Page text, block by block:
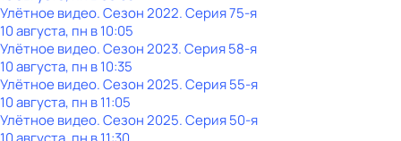
Улётное видео. Сезон 2022. Серия 75-я
10 августа, пн в 10:05
Улётное видео. Сезон 2023. Серия 58-я
10 августа, пн в 10:35
Улётное видео. Сезон 2025. Серия 55-я
10 августа, пн в 11:05
Улётное видео. Сезон 2025. Серия 50-я